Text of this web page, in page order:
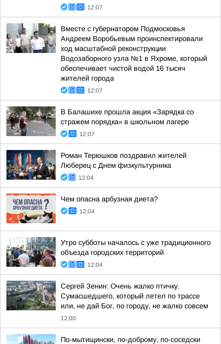
12:07
Вместе с губернатором Подмосковья
Андреем Воробьевым проинспектировали
ход масштабной реконструкции
Водозаборного узла №1 в Яхроме, который
обеспечивает чистой водой 16 тысяч
жителей города
12:07
В Балашихе прошла акция «Зарядка со
стражем порядка» в школьном лагере
12:07
Роман Терюшков поздравил жителей
Люберец с Днем физкультурника
12:04
Чем опасна арбузная диета?
12:04
Утро субботы началось с уже традиционного
объезда городских территорий
12:04
Сергей Зенин: Очень жалко птичку.
Сумасшедшего, который летел по трассе
или, не дай Бог, по городу, не жалко совсем
12:00
По-мытищински, по-доброму, по-соседски